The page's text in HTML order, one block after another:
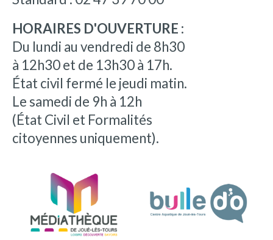
HORAIRES D'OUVERTURE :
Du lundi au vendredi de 8h30
à 12h30 et de 13h30 à 17h.
État civil fermé le jeudi matin.
Le samedi de 9h à 12h
(État Civil et Formalités
citoyennes uniquement).